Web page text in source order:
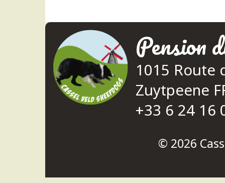
Pension
1015 Route
Zuytpeene
+33 6 24 16
© 2026